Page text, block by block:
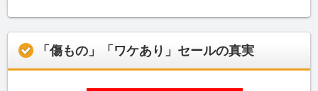
「傷もの」「ワケあり」セールの真実